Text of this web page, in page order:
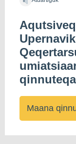
Maana